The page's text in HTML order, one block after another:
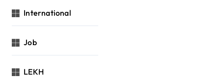
International
Job
LEKH